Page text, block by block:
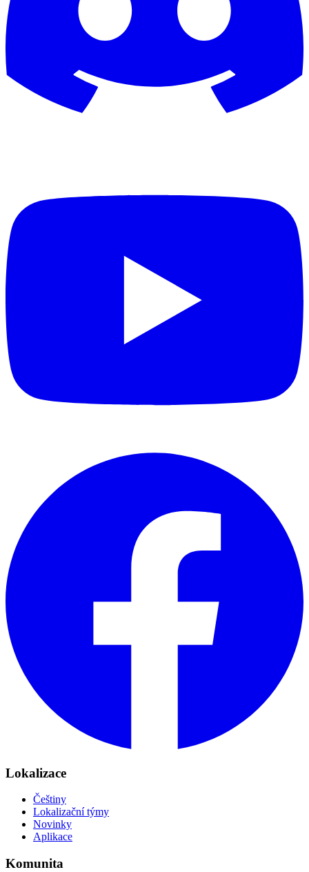
Lokalizace
Češtiny
Lokalizační týmy
Novinky
Aplikace
Komunita